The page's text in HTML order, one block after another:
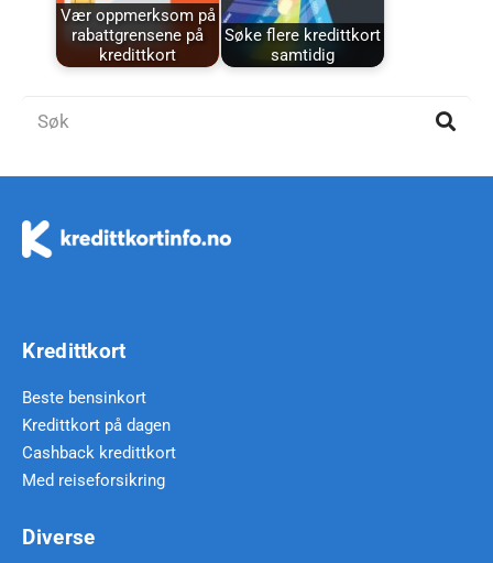
Vær oppmerksom på
rabattgrensene på
kredittkort
Søke flere kredittkort
samtidig
Kredittkort
Beste bensinkort
Kredittkort på dagen
Cashback kredittkort
Med reiseforsikring
Diverse